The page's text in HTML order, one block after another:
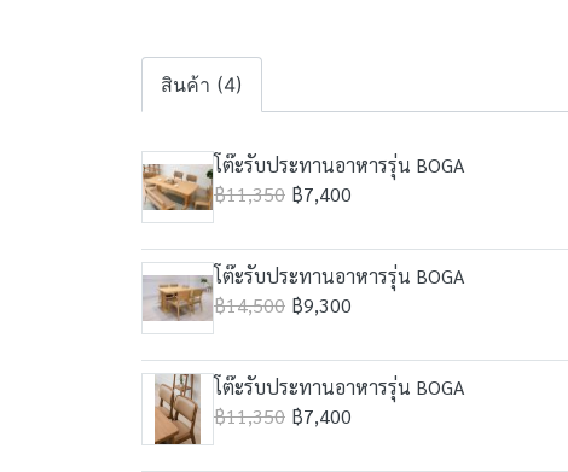
สินค้า (4)
โต๊ะรับประทานอาหารรุ่น BOGA
฿11,350 ฿7,400
โต๊ะรับประทานอาหารรุ่น BOGA
฿14,500 ฿9,300
โต๊ะรับประทานอาหารรุ่น BOGA
฿11,350 ฿7,400